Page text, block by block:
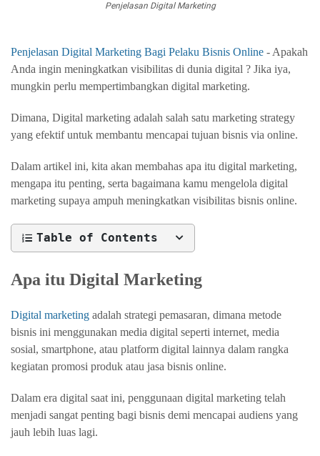
Penjelasan Digital Marketing
Penjelasan Digital Marketing Bagi Pelaku Bisnis Online - Apakah
Anda ingin meningkatkan visibilitas di dunia digital ? Jika iya,
mungkin perlu mempertimbangkan digital marketing.
Dimana, Digital marketing adalah salah satu marketing strategy
yang efektif untuk membantu mencapai tujuan bisnis via online.
Dalam artikel ini, kita akan membahas apa itu digital marketing,
mengapa itu penting, serta bagaimana kamu mengelola digital
marketing supaya ampuh meningkatkan visibilitas bisnis online.
Table of Contents
Apa itu Digital Marketing
Digital marketing adalah strategi pemasaran, dimana metode
bisnis ini menggunakan media digital seperti internet, media
sosial, smartphone, atau platform digital lainnya dalam rangka
kegiatan promosi produk atau jasa bisnis online.
Dalam era digital saat ini, penggunaan digital marketing telah
menjadi sangat penting bagi bisnis demi mencapai audiens yang
jauh lebih luas lagi.